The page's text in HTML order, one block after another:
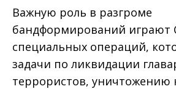
Важную роль в разгроме
бандформирований играют
специальных операций,
задачи по ликвидации
террористов, уничтожению